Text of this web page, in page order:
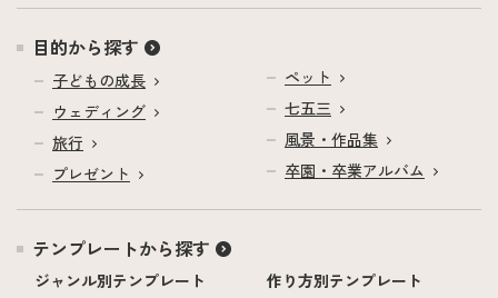
目的から探す
子どもの成長
ウェディング
旅行
プレゼント
ペット
七五三
風景・作品集
卒園・卒業アルバム
テンプレートから探す
ジャンル別テンプレート
作り方別テンプレート